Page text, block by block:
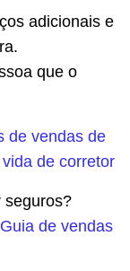
adicionais e
que o
de vendas de
de corretor
seguros?
Guia de vendas